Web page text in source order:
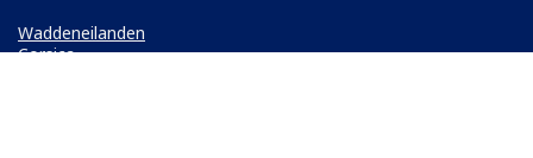
Waddeneilanden
Corsica